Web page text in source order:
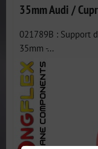
35mm Audi /
021789B : Support
35mm -...